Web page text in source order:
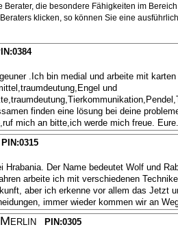
Berater, die besondere Fähigkeiten im
klicken, so können Sie eine
.Ich bin medial und arbeite mit
und
finden eine lösung bei deine
mich an bitte,ich werde mich freue.
PIN:0315
Hrabania. Der Name bedeutet Wolf und
arbeite ich mit verschiedenen
aber ich erkenne vor allem das Jetzt
immer wieder kommen wir an
PIN:0305